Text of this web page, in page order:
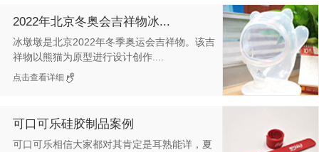
2022年北京冬奥会吉祥物冰...
冰墩墩是北京2022年冬季奥运会吉祥物。该吉
祥物以熊猫为原型进行设计创作....
点击查看详细
可口可乐硅胶制品案例
可口可乐相信大家都对其肯定是耳熟能详，夏